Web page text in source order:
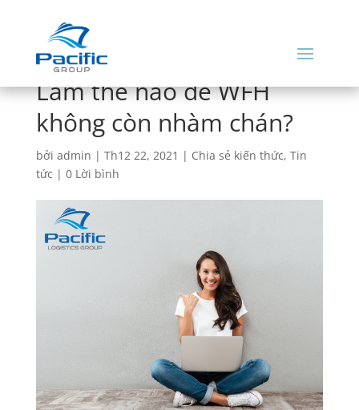
Làm thế nào để WFH
không còn nhàm chán?
bởi admin | Th12 22, 2021 | Chia sẻ kiến thức, Tin
tức | 0 Lời bình